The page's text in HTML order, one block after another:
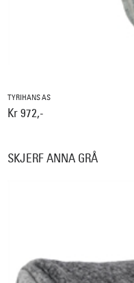
TYRIHANS AS
Kr 972,-
SKJERF ANNA GRÅ